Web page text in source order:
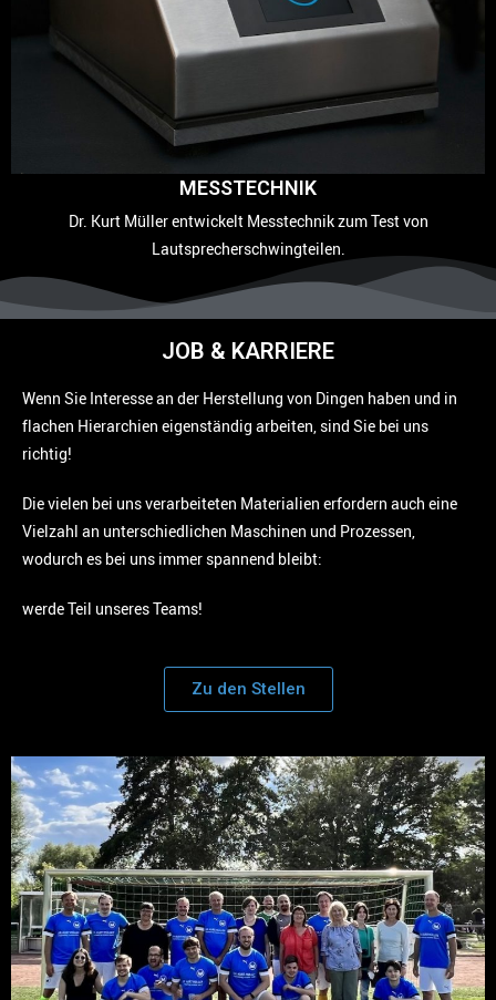
MESSTECHNIK
Dr. Kurt Müller entwickelt Messtechnik zum Test von
Lautsprecherschwingteilen.
JOB & KARRIERE
Wenn Sie Interesse an der Herstellung von Dingen haben und in
flachen Hierarchien eigenständig arbeiten, sind Sie bei uns
richtig!
Die vielen bei uns verarbeiteten Materialien erfordern auch eine
Vielzahl an unterschiedlichen Maschinen und Prozessen,
wodurch es bei uns immer spannend bleibt:
werde Teil unseres Teams!
Zu den Stellen